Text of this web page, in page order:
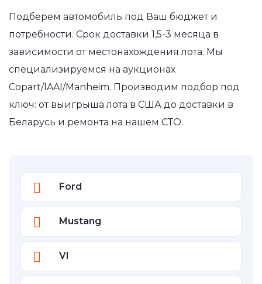
Подберем автомобиль под Ваш бюджет и
потребности. Срок доставки 1,5-3 месяца в
зависимости от местонахождения лота. Мы
специализируемся на аукционах
Copart/IAAI/Manheim. Производим подбор под
ключ: от выигрыша лота в США до доставки в
Беларусь и ремонта на нашем СТО.
Ford
Mustang
VI